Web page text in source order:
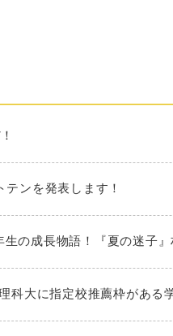
ンを発表します！
の成長物語！『夏の迷子』
科大に指定校推薦枠がある